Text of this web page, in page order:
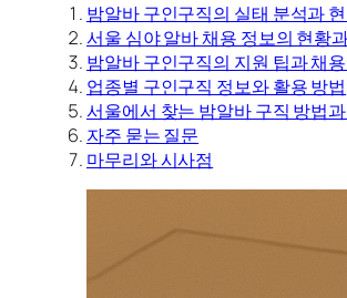
밤알바 구인구직의 실태 분석과
서울 심야 알바 채용 정보의 현황
밤알바 구인구직의 지원 팁과 채
업종별 구인구직 정보와 활용 방법
서울에서 찾는 밤알바 구직 방법
자주 묻는 질문
마무리와 시사점